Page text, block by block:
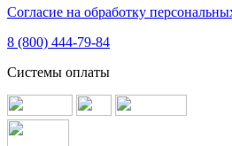
Согласие на обработку
8 (800) 444-79-84
Системы оплаты